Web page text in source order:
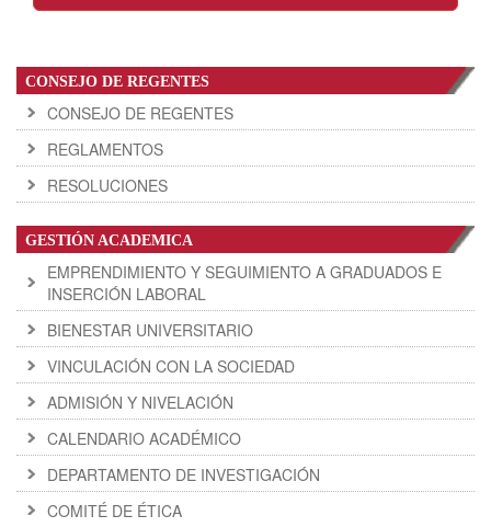
CONSEJO DE REGENTES
CONSEJO DE REGENTES
REGLAMENTOS
RESOLUCIONES
GESTIÓN ACADEMICA
EMPRENDIMIENTO Y SEGUIMIENTO A GRADUADOS E
INSERCIÓN LABORAL
BIENESTAR UNIVERSITARIO
VINCULACIÓN CON LA SOCIEDAD
ADMISIÓN Y NIVELACIÓN
CALENDARIO ACADÉMICO
DEPARTAMENTO DE INVESTIGACIÓN
COMITÉ DE ÉTICA